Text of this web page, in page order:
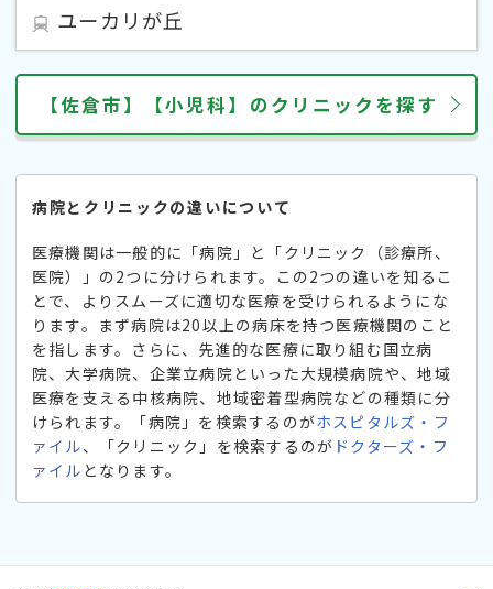
ユーカリが丘
【佐倉市】【小児科】のクリニックを探す
病院とクリニックの違いについて
医療機関は一般的に「病院」と「クリニック（診療所、
医院）」の2つに分けられます。この2つの違いを知るこ
とで、よりスムーズに適切な医療を受けられるようにな
ります。まず病院は20以上の病床を持つ医療機関のこと
を指します。さらに、先進的な医療に取り組む国立病
院、大学病院、企業立病院といった大規模病院や、地域
医療を支える中核病院、地域密着型病院などの種類に分
けられます。「病院」を検索するのがホスピタルズ・フ
ァイル、「クリニック」を検索するのが ドクターズ・フ
ァイル となります。